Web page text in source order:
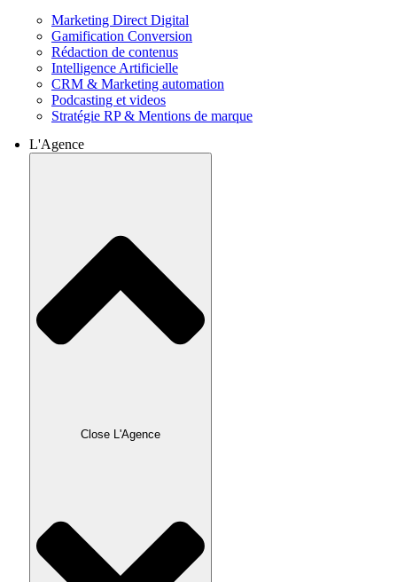
Marketing Direct Digital
Gamification Conversion
Rédaction de contenus
Intelligence Artificielle
CRM & Marketing automation
Podcasting et videos
Stratégie RP & Mentions de marque
L'Agence
Close L'Agence